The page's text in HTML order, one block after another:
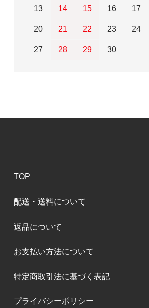
13 14 15 16 17
20 21 22 23 24
27 28 29 30
TOP
配送・送料について
返品について
お支払い方法について
特定商取引法に基づく表記
プライバシーポリシー